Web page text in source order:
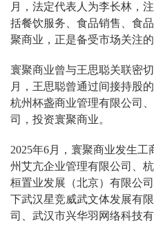
月，法定代表人为李长林，
括餐饮服务、食品销售、食
聚商业，正是备受市场关注的
寰聚商业曾与王思聪关联密
月，王思聪曾通过间接持股
杭州杯盏商业管理有限公司
司，投资寰聚商业。
2025年6月，寰聚商业发生
州艾亢企业管理有限公司、
桓置业发展（北京）有限公
下武汉星竞威武文体发展有
司、武汉市兴华羽网络科技